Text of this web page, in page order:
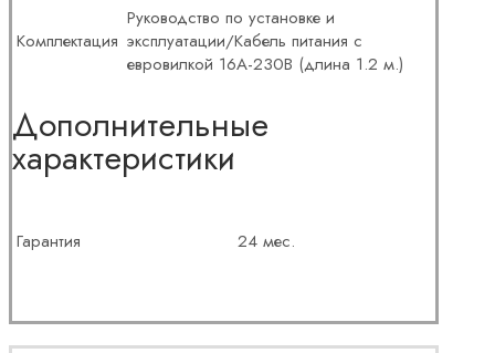
Комплектация
Руководство по установке и
эксплуатации/Кабель питания с
евровилкой 16А-230В (длина 1.2 м.)
Дополнительные
характеристики
Гарантия 24 мес.